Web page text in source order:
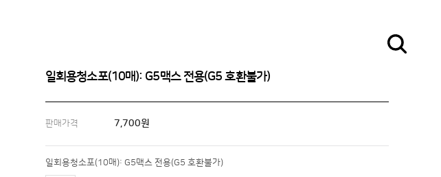
일회용청소포(10매): G5맥스 전용(G5 호환불가)
판매가격 7,700원
일회용청소포(10매): G5맥스 전용(G5 호환불가)